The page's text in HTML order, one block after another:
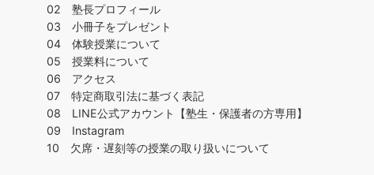
02 塾長プロフィール
03 小冊子をプレゼント
04 体験授業について
05 授業料について
06 アクセス
07 特定商取引法に基づく表記
08 LINE公式アカウント【塾生・保護者の方専用】
09 Instagram
10 欠席・遅刻等の授業の取り扱いについて